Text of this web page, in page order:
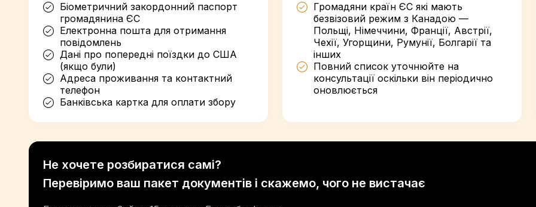
Біометричний закордонний паспорт
громадянина ЄС
Електронна пошта для отримання
повідомлень
Дані про попередні поїздки до США
(якщо були)
Адреса проживання та контактний
телефон
Банківська картка для оплати збору
Громадяни країн ЄС які мають
безвізовий режим з Канадою —
Польщі, Німеччини, Франції, Австрії,
Чехії, Угорщини, Румунії, Болгарії та
інших
Повний список уточнюйте на
консультації оскільки він періодично
оновлюється
Не хочете розбиратися самі?
Перевіримо ваш пакет документів і скажемо, чого не вистачає